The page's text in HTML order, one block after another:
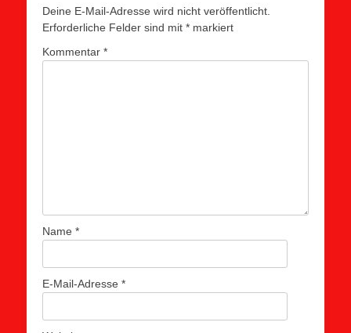
Deine E-Mail-Adresse wird nicht veröffentlicht.
Erforderliche Felder sind mit * markiert
Kommentar *
Name *
E-Mail-Adresse *